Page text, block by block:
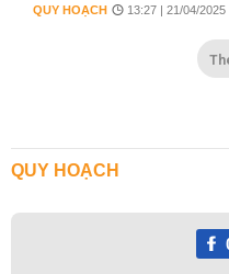
QUY HOẠCH 13:27 | 21/04/2025
QUY HOẠCH